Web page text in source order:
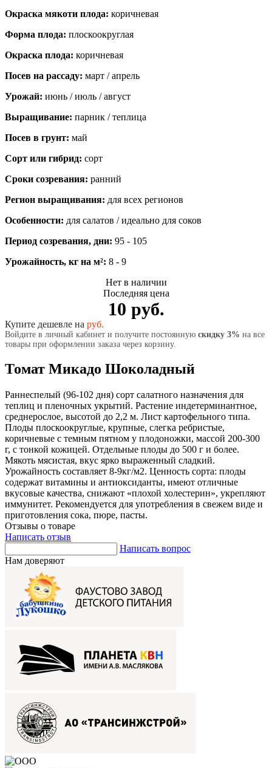
Окраска мякоти плода: коричневая
Форма плода: плоскоокруглая
Окраска плода: коричневая
Посев на рассаду: март / апрель
Урожай: июнь / июль / август
Выращивание: парник / теплица
Посев в грунт: май
Сорт или гибрид: сорт
Сроки созревания: ранний
Регион выращивания: для всех регионов
Особенности: для салатов / идеально для соков
Период созревания, дни: 95 - 105
Урожайность, кг на м²: 8 - 9
Нет в наличии
Последняя цена
10 руб.
Купите дешевле на руб.
Войдите в личный кабинет и получите постоянную скидку 3% на все
товары при оформлении заказа через корзину.
Томат Микадо Шоколадный
Раннеспелый (96-102 дня) сорт салатного назначения для
теплиц и пленочных укрытий. Растение индетерминантное,
среднерослое, высотой до 2,2 м. Лист картофельного типа.
Плоды плоскоокруглые, крупные, слегка ребристые,
коричневые с темным пятном у плодоножки, массой 200-300
г, с тонкой кожицей. Отдельные плоды до 500 г и более.
Мякоть мясистая, вкус ярко выраженный сладкий.
Урожайность составляет 8-9кг/м2. Ценность сорта: плоды
содержат витамины и антиоксиданты, имеют отличные
вкусовые качества, снижают «плохой холестерин», укрепляют
иммунитет. Рекомендуется для употребления в свежем виде и
приготовления сока, пюре, пасты.
Отзывы о товаре
Написать отзыв
Написать вопрос
Нам доверяют